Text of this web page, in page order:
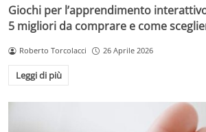
Giochi per l’apprendimento
5 migliori da comprare e come
Roberto Torcolacci 26 Aprile 2026
Leggi di più